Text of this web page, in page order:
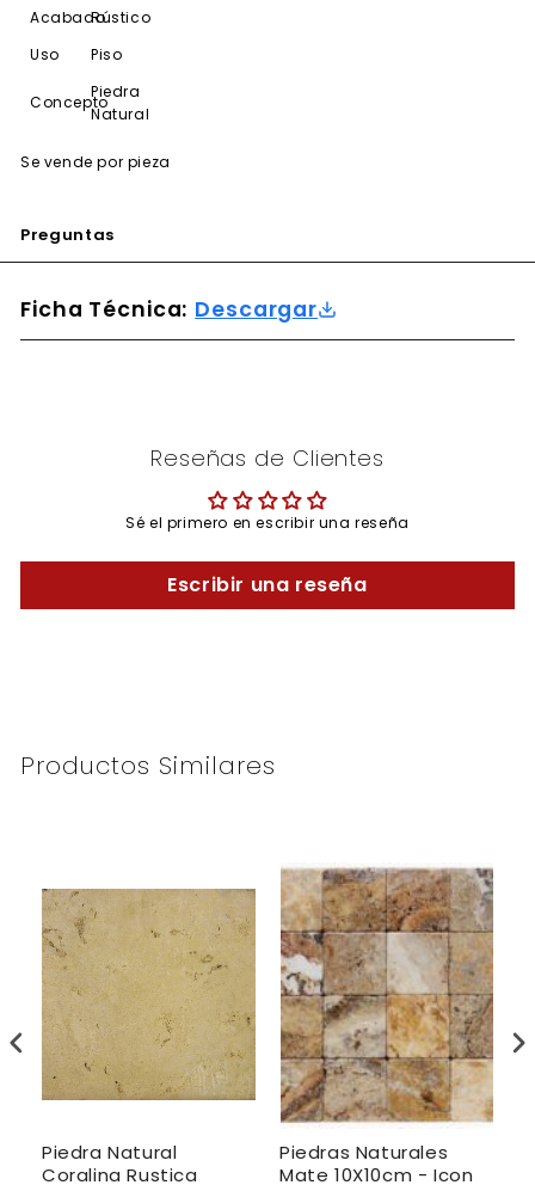
AcabadoRústico
Uso
Piso
Concepto
Piedra
Natural
Se vende por pieza
Preguntas
Ficha Técnica: Descargar
Reseñas de Clientes
Sé el primero en escribir una reseña
Escribir una reseña
Productos Similares
Piedra Natural
Coralina Rustica
Piedras Naturales
Mate 10X10cm - Icon